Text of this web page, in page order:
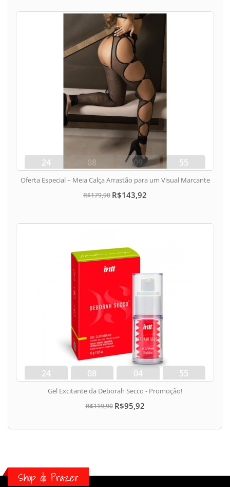
24
dias
08
hora
09
min
54
seg
Oferta Especial – Meia Calça Arrastão para um Visual Marcante
R$179,90 R$143,92
24
dias
08
hora
04
min
54
seg
Gel Excitante da Deborah Secco - Promoção!
R$119,90 R$95,92
Shop do Prazer